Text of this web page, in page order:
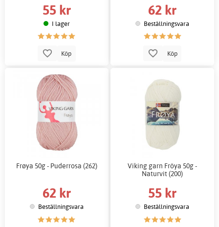
55 kr
I lager
Köp
62 kr
Beställningsvara
Köp
Frøya 50g - Puderrosa (262)
62 kr
Beställningsvara
Viking garn Fröya 50g -
Naturvit (200)
55 kr
Beställningsvara